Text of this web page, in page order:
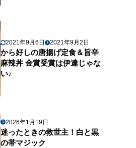
2021年9月6日 2021年9月2日
から好しの唐揚げ定食＆旨辛
麻辣丼 金賞受賞は伊達じゃな
い♪
2026年1月19日
迷ったときの救世主！白と黒
の帯マジック